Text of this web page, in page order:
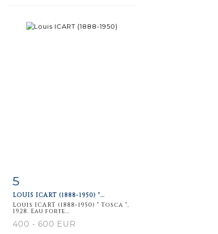
5
LOUIS ICART (1888-1950) "...
Louis ICART (1888-1950) " Tosca ",
1928. Eau forte...
400 - 600 EUR